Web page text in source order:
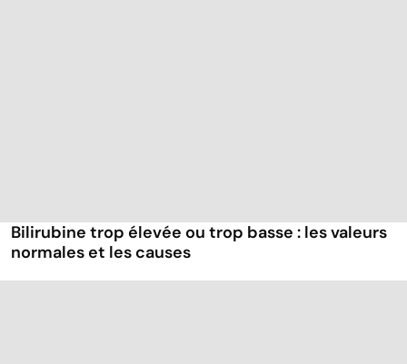
Bilirubine trop élevée ou trop basse : les valeurs
normales et les causes